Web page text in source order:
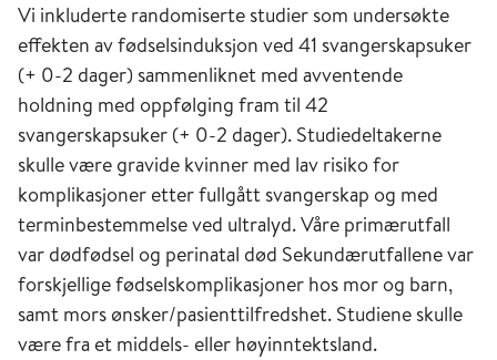
Vi inkluderte randomiserte studier som undersøkte
effekten av fødselsinduksjon ved 41 svangerskapsuker
(+ 0-2 dager) sammenliknet med avventende
holdning med oppfølging fram til 42
svangerskapsuker (+ 0-2 dager). Studiedeltakerne
skulle være gravide kvinner med lav risiko for
komplikasjoner etter fullgått svangerskap og med
terminbestemmelse ved ultralyd. Våre primærutfall
var dødfødsel og perinatal død Sekundærutfallene var
forskjellige fødselskomplikasjoner hos mor og barn,
samt mors ønsker/pasienttilfredshet. Studiene skulle
være fra et middels- eller høyinntektsland.